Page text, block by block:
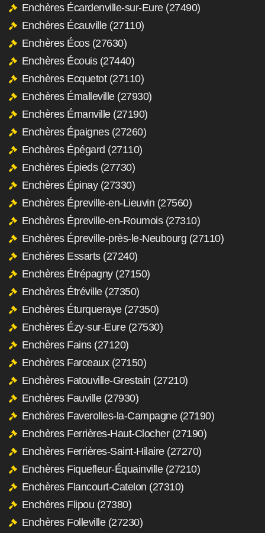
Enchères Écardenville-sur-Eure (27490)
Enchères Écauville (27110)
Enchères Écos (27630)
Enchères Écouis (27440)
Enchères Ecquetot (27110)
Enchères Émalleville (27930)
Enchères Émanville (27190)
Enchères Épaignes (27260)
Enchères Épégard (27110)
Enchères Épieds (27730)
Enchères Épinay (27330)
Enchères Épreville-en-Lieuvin (27560)
Enchères Épreville-en-Roumois (27310)
Enchères Épreville-près-le-Neubourg (27110)
Enchères Essarts (27240)
Enchères Étrépagny (27150)
Enchères Étréville (27350)
Enchères Éturqueraye (27350)
Enchères Ézy-sur-Eure (27530)
Enchères Fains (27120)
Enchères Farceaux (27150)
Enchères Fatouville-Grestain (27210)
Enchères Fauville (27930)
Enchères Faverolles-la-Campagne (27190)
Enchères Ferrières-Haut-Clocher (27190)
Enchères Ferrières-Saint-Hilaire (27270)
Enchères Fiquefleur-Équainville (27210)
Enchères Flancourt-Catelon (27310)
Enchères Flipou (27380)
Enchères Folleville (27230)